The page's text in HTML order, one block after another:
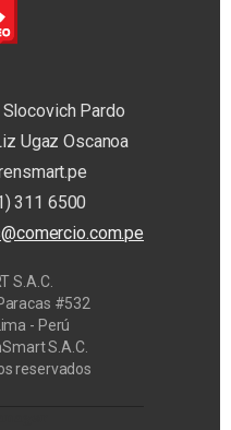
Pardo
Ugaz Oscanoa
311 6500
S.A.C.
#532
- Perú
S.A.C.
reservados